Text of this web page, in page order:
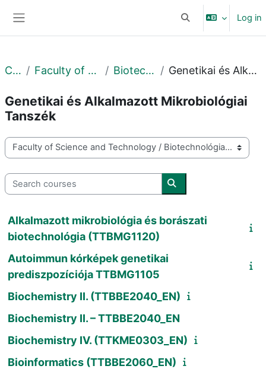
Toggle search input
Log in
Courses Faculty of Science and Technology Biotechnológiai Intézet Genetikai és Alkalmazott Mikrobiológiai Tanszék
Genetikai és Alkalmazott Mikrobiológiai
Tanszék
Course categories
Search courses
Search courses
Alkalmazott mikrobiológia és borászati
biotechnológia (TTBMG1120)
Autoimmun kórképek genetikai
prediszpozíciója TTBMG1105
Biochemistry II. (TTBBE2040_EN)
Biochemistry II. – TTBBE2040_EN
Biochemistry IV. (TTKME0303_EN)
Bioinformatics (TTBBE2060_EN)